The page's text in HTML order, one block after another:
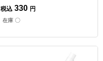
税込 330 円
在庫 〇